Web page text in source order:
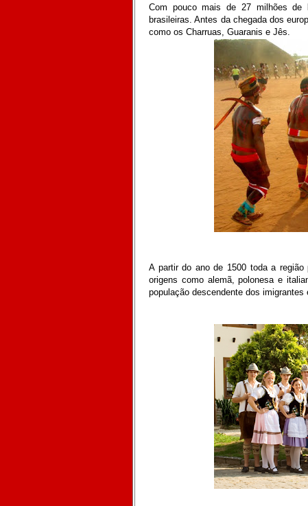
Com pouco mais de 27 milhões de
brasileiras. Antes da chegada dos
como os Charruas, Guaranis e Jês.
A partir do ano de 1500 toda a
origens como alemã, polonesa e
população descendente dos imigrantes